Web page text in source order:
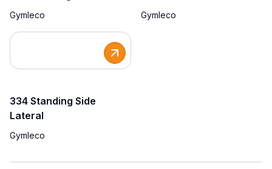
Gymleco Gymleco
334 Standing Side
Lateral
Gymleco